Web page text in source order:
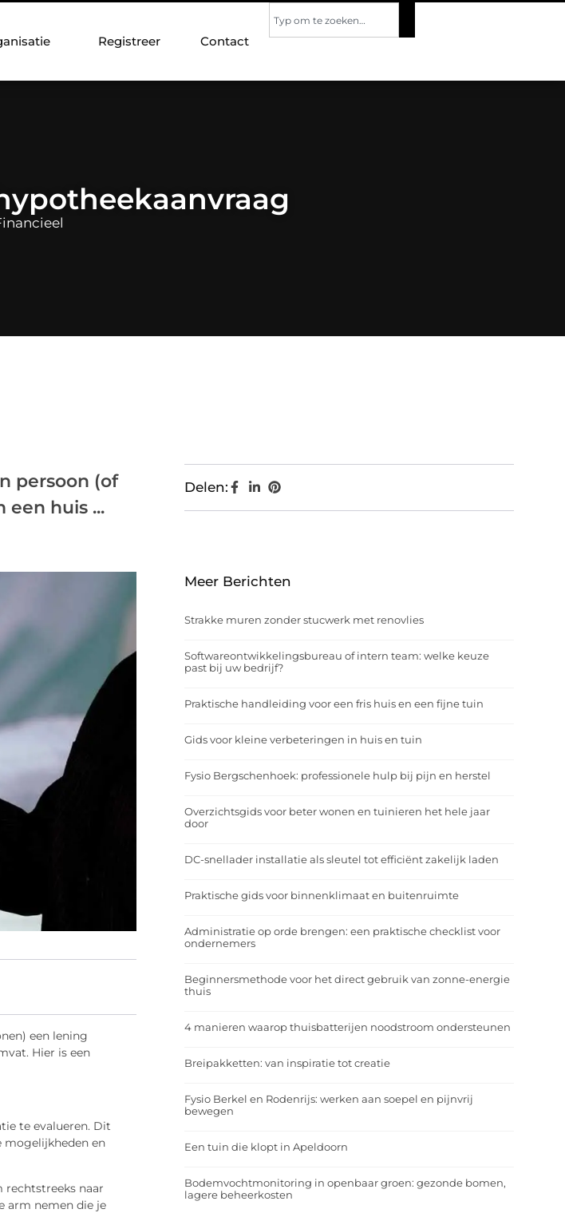
Registreer Contact
persoon (of
een huis ...
een lening
Hier is een
te evalueren. Dit
mogelijkheden en
rechtstreeks naar
arm nemen die je
Delen:
Meer Berichten
Strakke muren zonder stucwerk met renovlies
Softwareontwikkelingsbureau of intern team: welke keuze
past bij uw bedrijf?
Praktische handleiding voor een fris huis en een fijne tuin
Gids voor kleine verbeteringen in huis en tuin
Fysio Bergschenhoek: professionele hulp bij pijn en herstel
Overzichtsgids voor beter wonen en tuinieren het hele jaar
door
DC-snellader installatie als sleutel tot efficiënt zakelijk laden
Praktische gids voor binnenklimaat en buitenruimte
Administratie op orde brengen: een praktische checklist voor
ondernemers
Beginnersmethode voor het direct gebruik van zonne-energie
thuis
4 manieren waarop thuisbatterijen noodstroom ondersteunen
Breipakketten: van inspiratie tot creatie
Fysio Berkel en Rodenrijs: werken aan soepel en pijnvrij
bewegen
Een tuin die klopt in Apeldoorn
Bodemvochtmonitoring in openbaar groen: gezonde bomen,
lagere beheerkosten